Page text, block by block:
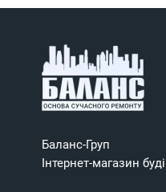
Баланс-Груп
Інтернет-магазин